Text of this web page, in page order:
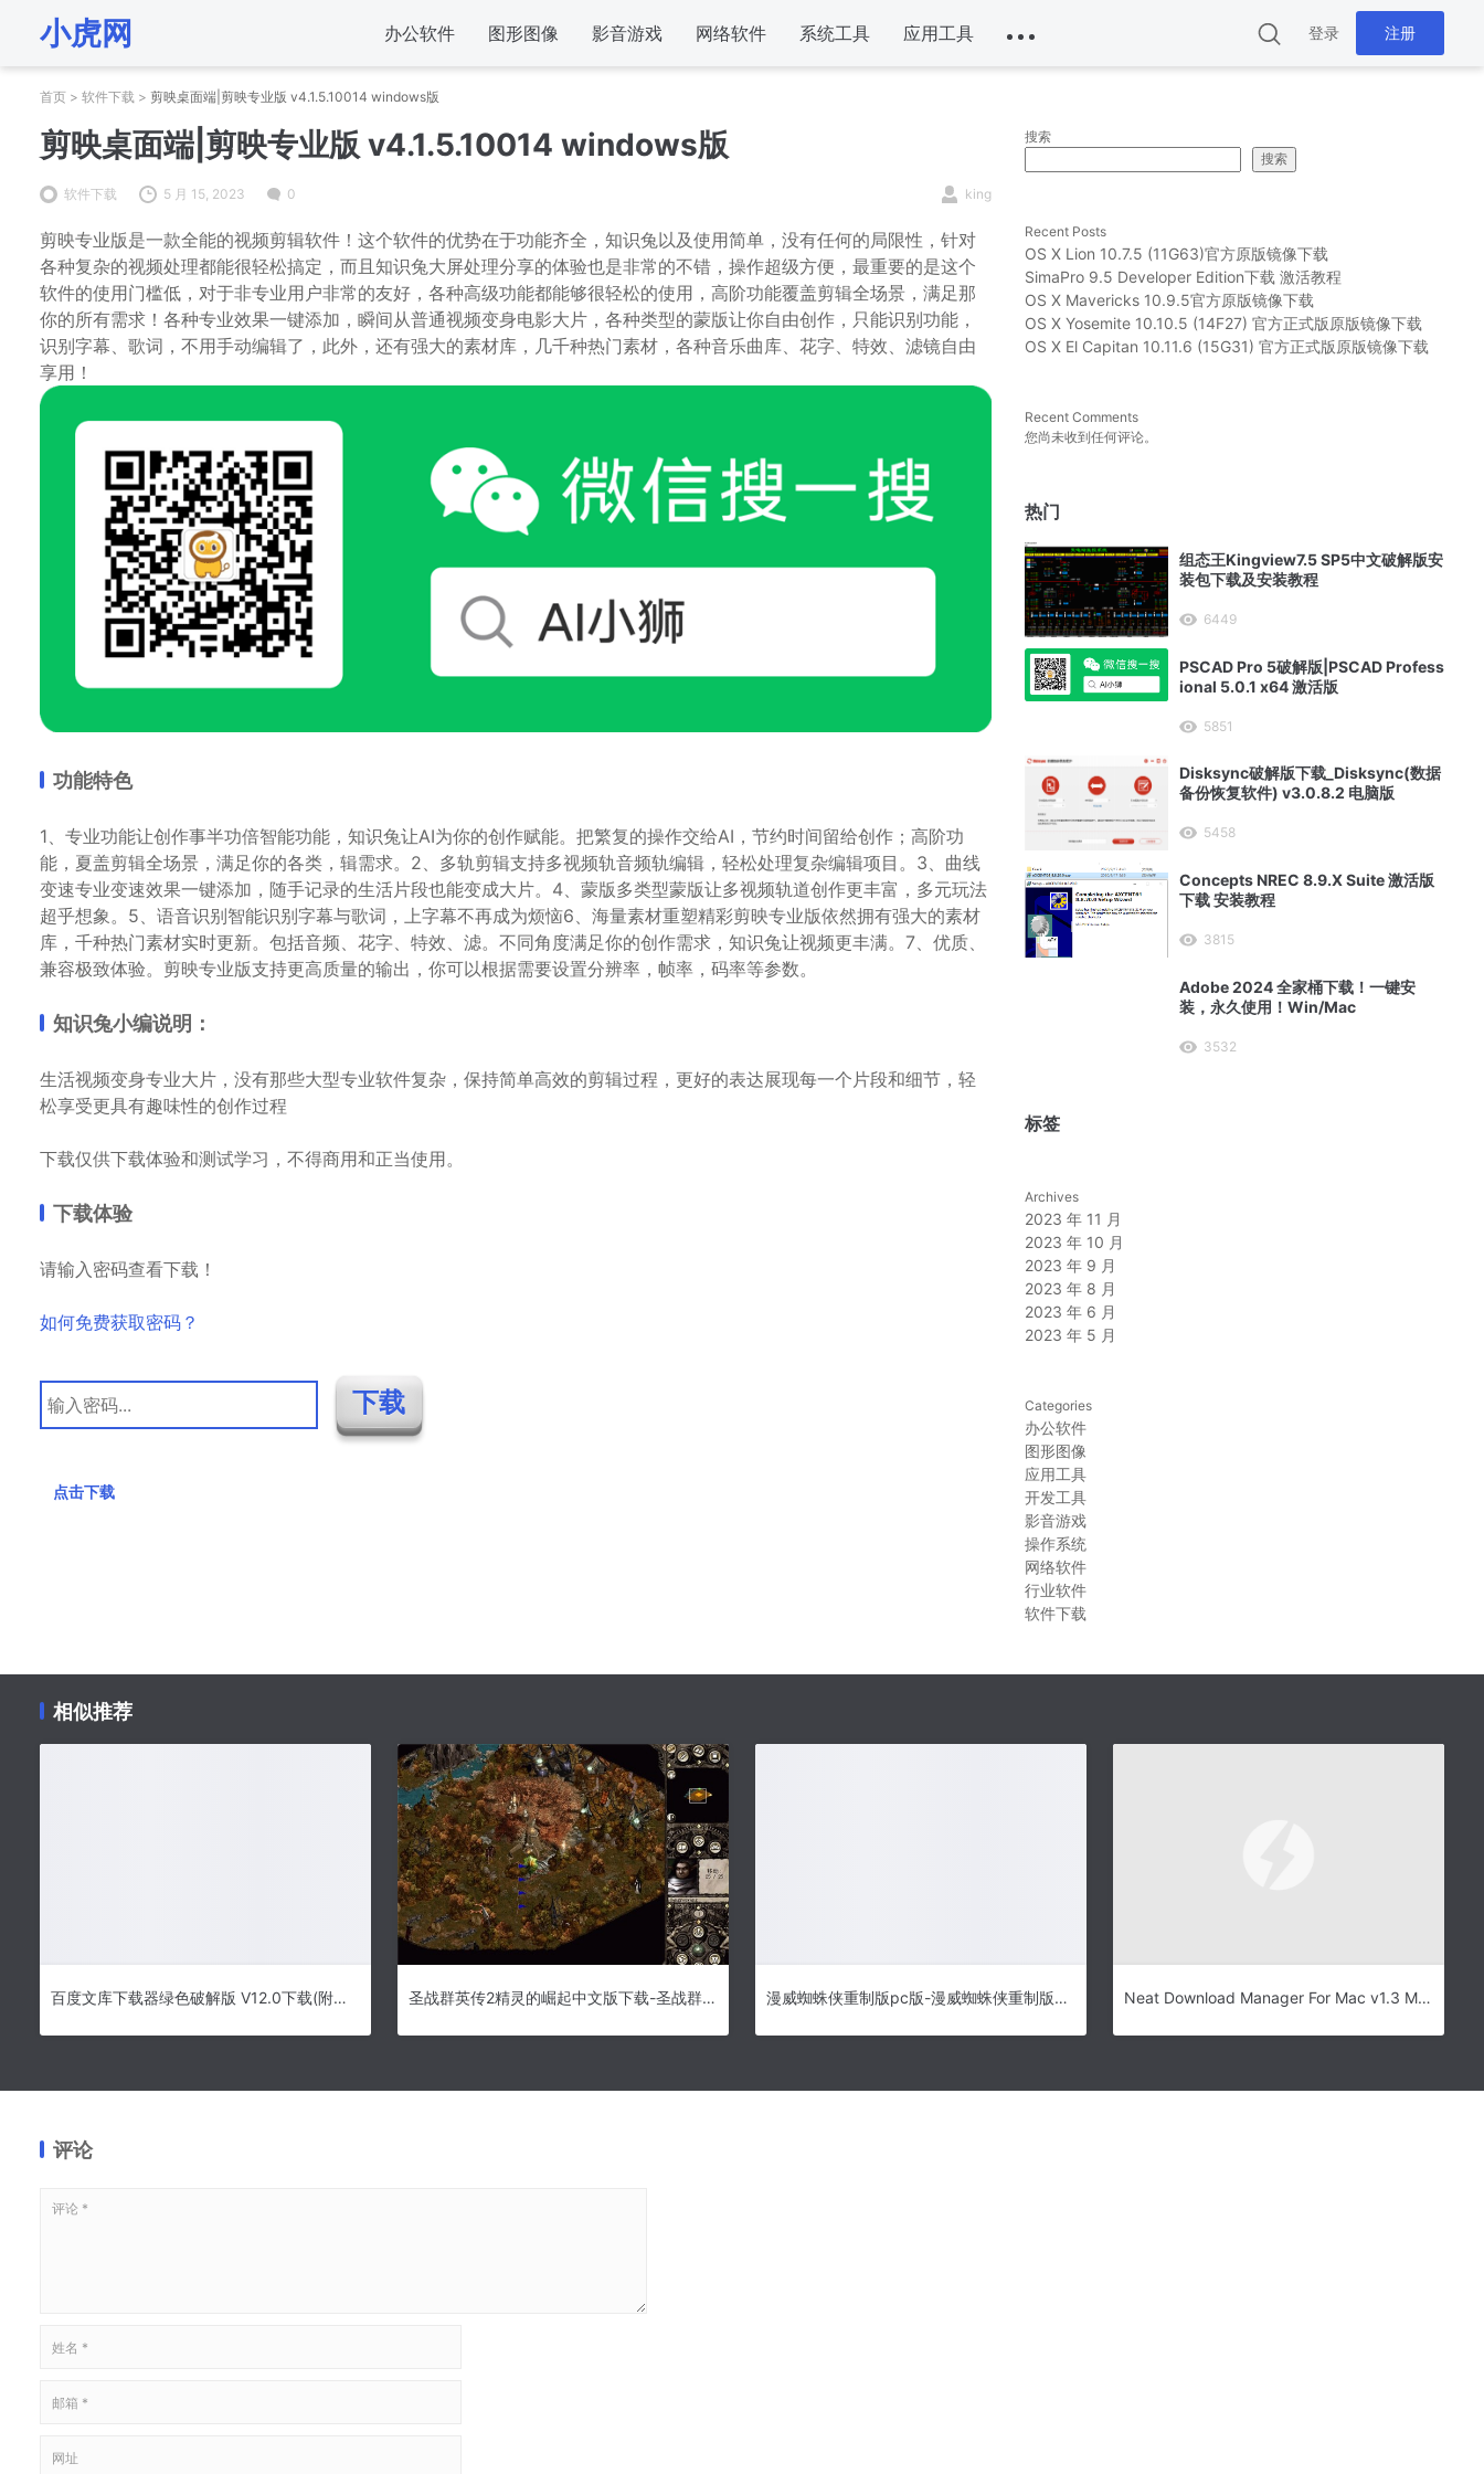
小虎网 办公软件 图形图像 影音游戏 网络软件 系统工具 应用工具 登录 注册
首页 > 软件下载 > 剪映桌面端|剪映专业版 v4.1.5.10014 windows版
剪映桌面端|剪映专业版 v4.1.5.10014 windows版
软件下载 5 月 15, 2023 0 king
剪映专业版是一款全能的视频剪辑软件！这个软件的优势在于功能齐全，知识兔以及使用简单，没有任何的局限性，针对
各种复杂的视频处理都能很轻松搞定，而且知识兔大屏处理分享的体验也是非常的不错，操作超级方便，最重要的是这个
软件的使用门槛低，对于非专业用户非常的友好，各种高级功能都能够很轻松的使用，高阶功能覆盖剪辑全场景，满足那
你的所有需求！各种专业效果一键添加，瞬间从普通视频变身电影大片，各种类型的蒙版让你自由创作，只能识别功能，
识别字幕、歌词，不用手动编辑了，此外，还有强大的素材库，几千种热门素材，各种音乐曲库、花字、特效、滤镜自由
享用！
功能特色
1、专业功能让创作事半功倍智能功能，知识兔让AI为你的创作赋能。把繁复的操作交给AI，节约时间留给创作；高阶功
能，夏盖剪辑全场景，满足你的各类，辑需求。2、多轨剪辑支持多视频轨音频轨编辑，轻松处理复杂编辑项目。3、曲线
变速专业变速效果一键添加，随手记录的生活片段也能变成大片。4、蒙版多类型蒙版让多视频轨道创作更丰富，多元玩法
超乎想象。5、语音识别智能识别字幕与歌词，上字幕不再成为烦恼6、海量素材重塑精彩剪映专业版依然拥有强大的素材
库，千种热门素材实时更新。包括音频、花字、特效、滤。不同角度满足你的创作需求，知识兔让视频更丰满。7、优质、
兼容极致体验。剪映专业版支持更高质量的输出，你可以根据需要设置分辨率，帧率，码率等参数。
知识兔小编说明：
生活视频变身专业大片，没有那些大型专业软件复杂，保持简单高效的剪辑过程，更好的表达展现每一个片段和细节，轻
松享受更具有趣味性的创作过程
下载仅供下载体验和测试学习，不得商用和正当使用。
下载体验
请输入密码查看下载！
如何免费获取密码？
点击下载
搜索
搜索
Recent Posts
OS X Lion 10.7.5 (11G63)官方原版镜像下载
SimaPro 9.5 Developer Edition下载 激活教程
OS X Mavericks 10.9.5官方原版镜像下载
OS X Yosemite 10.10.5 (14F27) 官方正式版原版镜像下载
OS X El Capitan 10.11.6 (15G31) 官方正式版原版镜像下载
Recent Comments
您尚未收到任何评论。
热门
组态王Kingview7.5 SP5中文破解版安
装包下载及安装教程
6449
PSCAD Pro 5破解版|PSCAD Profess
ional 5.0.1 x64 激活版
5851
Disksync破解版下载_Disksync(数据
备份恢复软件) v3.0.8.2 电脑版
5458
Concepts NREC 8.9.X Suite 激活版
下载 安装教程
3815
Adobe 2024 全家桶下载！一键安
装，永久使用！Win/Mac
3532
标签
Archives
2023 年 11 月
2023 年 10 月
2023 年 9 月
2023 年 8 月
2023 年 6 月
2023 年 5 月
Categories
办公软件
图形图像
应用工具
开发工具
影音游戏
操作系统
网络软件
行业软件
软件下载
相似推荐
百度文库下载器绿色破解版 V12.0下载(附使用方法) 圣战群英传2精灵的崛起中文版下载-圣战群英传2精灵的崛起免安装版下载 漫威蜘蛛侠重制版pc版-漫威蜘蛛侠重制版豪华版下载(附游戏攻略) Neat Download Manager For Mac v1.3 Mac下载工具
评论